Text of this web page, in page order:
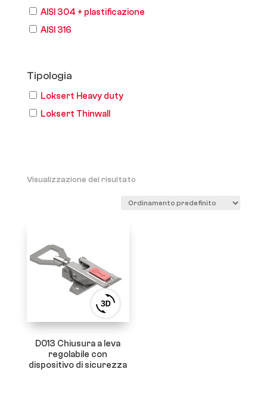
AISI 304 + plastificazione
AISI 316
Tipologia
Loksert Heavy duty
Loksert Thinwall
Visualizzazione del risultato
View
3D
product
D013 Chiusura a leva
regolabile con
dispositivo di sicurezza